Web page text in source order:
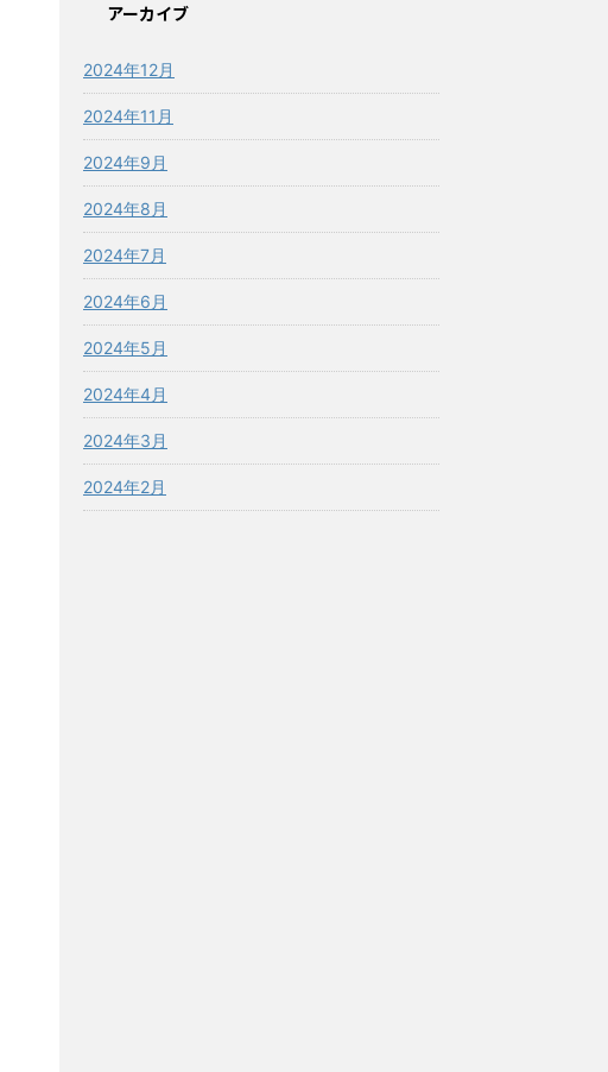
アーカイブ
2024年12月
2024年11月
2024年9月
2024年8月
2024年7月
2024年6月
2024年5月
2024年4月
2024年3月
2024年2月